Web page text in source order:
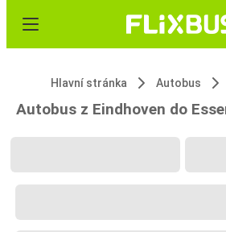
Hlavní stránka Autobus
Autobus z Eindhoven do